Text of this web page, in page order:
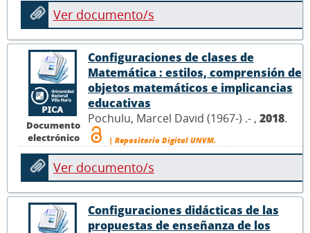
Ver documento/s
Documento
electrónico
Configuraciones de clases de
Matemática : estilos, comprensión de
objetos matemáticos e implicancias
educativas
Pochulu, Marcel David (1967-) .- , 2018.
| Repositorio Digital UNVM.
Ver documento/s
Configuraciones didácticas de las
propuestas de enseñanza de los